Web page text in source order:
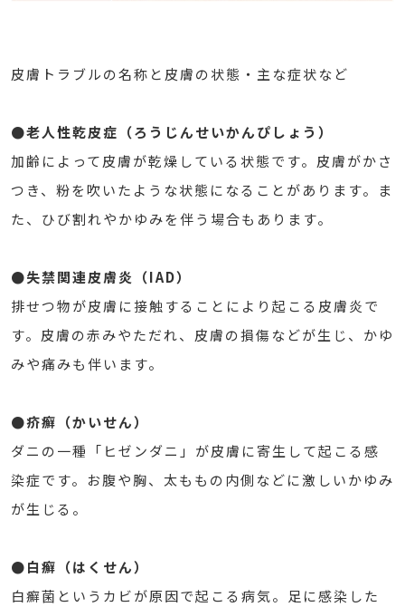
皮膚トラブルの名称と皮膚の状態・主な症状など
●老人性乾皮症（ろうじんせいかんぴしょう）
加齢によって皮膚が乾燥している状態です。皮膚がかさ
つき、粉を吹いたような状態になることがあります。ま
た、ひび割れやかゆみを伴う場合もあります。
●失禁関連皮膚炎（IAD）
排せつ物が皮膚に接触することにより起こる皮膚炎で
す。皮膚の赤みやただれ、皮膚の損傷などが生じ、かゆ
みや痛みも伴います。
●疥癬（かいせん）
ダニの一種「ヒゼンダニ」が皮膚に寄生して起こる感
染症です。お腹や胸、太ももの内側などに激しいかゆみ
が生じる。
●白癬（はくせん）
白癬菌というカビが原因で起こる病気。足に感染した